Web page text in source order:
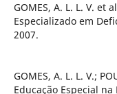
GOMES, A. L. L. V. et
Especializado em
2007.
GOMES, A. L. L. V.;
Educação Especial